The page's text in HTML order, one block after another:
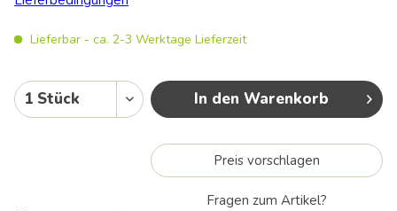
Lieferbar - ca. 2-3 Werktage Lieferzeit
In den Warenkorb
Preis vorschlagen
Fragen zum Artikel?